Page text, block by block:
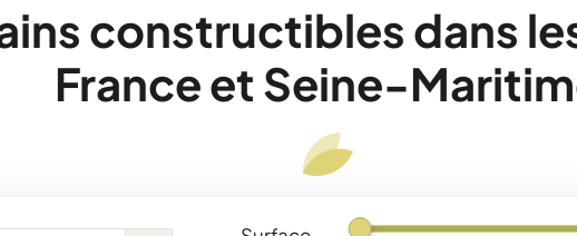
constructibles dans
France et Seine-